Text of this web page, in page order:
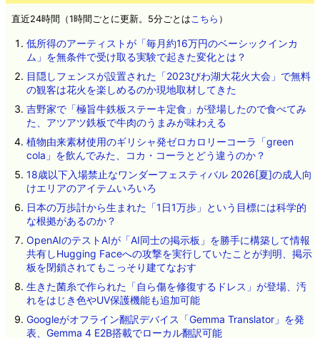
直近24時間（1時間ごとに更新。5分ごとはこちら ）
低所得のアーティストが「毎月約16万円のベーシックインカ
ム」を無条件で受け取る実験で起きた変化とは？
目隠しフェンスが設置された「2023びわ湖大花火大会」で無料
の観客は花火を楽しめるのか現地取材してきた
吉野家で「極旨牛鉄板ステーキ定食」が登場したので食べてみ
た、アツアツ鉄板で牛肉のうまみが味わえる
植物由来素材使用のギリシャ発ゼロカロリーコーラ「green
cola」を飲んでみた、コカ・コーラとどう違うのか？
18歳以下入場禁止なワンダーフェスティバル 2026[夏]の成人向
けエリアのアイテムいろいろ
日本の万歩計から生まれた「1日1万歩」という目標には科学的
な根拠があるのか？
OpenAIのテストAIが「AI同士の掲示板」を勝手に構築して情報
共有しHugging Faceへの攻撃を実行していたことが判明、掲示
板を閉鎖されてもこっそり建てなおす
生きた菌糸で作られた「自ら傷を修復するドレス」が登場、汚
れをはじき色やUV保護機能も追加可能
Googleがオフライン翻訳デバイス「Gemma Translator」を発
表、Gemma 4 E2B搭載でローカル翻訳可能